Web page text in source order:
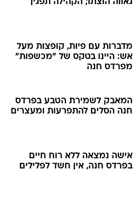
מדברות עם פיות, קופצות מעל
אש: היינו בטקס של "מכשפות"
מפרדס חנה
המאבק לשמירת הטבע בפרדס
חנה הסלים להתפרעות ומעצרים
אישה נמצאה ללא רוח חיים
בפרדס חנה, אין חשד לפלילים